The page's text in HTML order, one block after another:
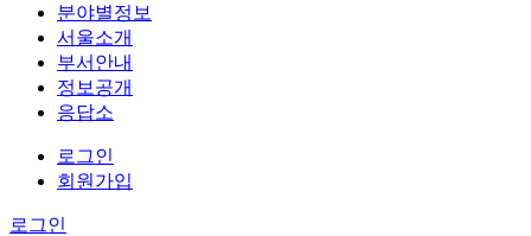
분야별정보
서울소개
부서안내
정보공개
응답소
로그인
회원가입
로그인